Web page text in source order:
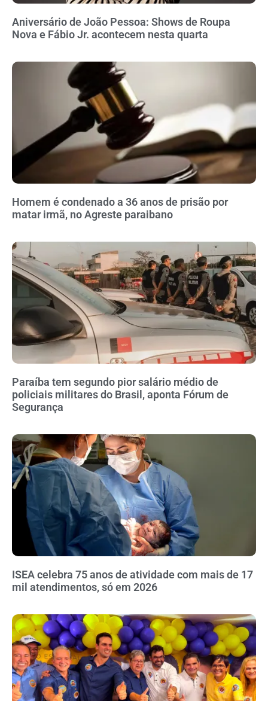
Aniversário de João Pessoa: Shows de Roupa
Nova e Fábio Jr. acontecem nesta quarta
Homem é condenado a 36 anos de prisão por
matar irmã, no Agreste paraibano
Paraíba tem segundo pior salário médio de
policiais militares do Brasil, aponta Fórum de
Segurança
ISEA celebra 75 anos de atividade com mais de 17
mil atendimentos, só em 2026